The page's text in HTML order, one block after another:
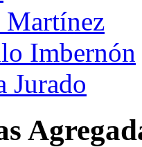
Imbernón
Jurado